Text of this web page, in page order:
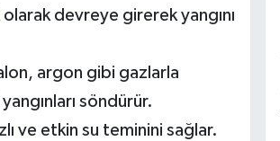
devreye girerek yangını
argon gibi gazlarla
söndürür.
ve etkin su teminini sağlar.